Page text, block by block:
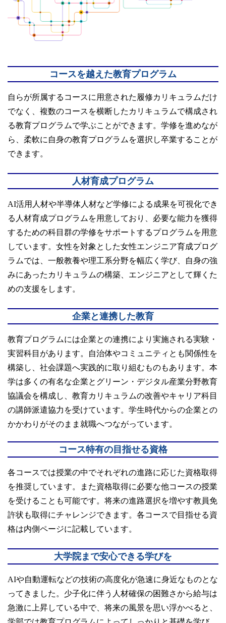
コースを越えた教育プログラム
自らが所属するコースに用意された履修カリキュラムだけ
でなく、複数のコースを横断したカリキュラムで構成され
る教育プログラムで学ぶことができます。学修を進めなが
ら、柔軟に自身の教育プログラムを選択し卒業することが
できます。
人材育成プログラム
AI活用人材や半導体人材など学修による成果を可視化でき
る人材育成プログラムを用意しており、必要な能力を獲得
するための科目群の学修をサポートするプログラムを用意
しています。女性を対象とした女性エンジニア育成プログ
ラムでは、一般教養や理工系分野を幅広く学び、自身の強
みにあったカリキュラムの構築、エンジニアとして輝くた
めの支援をします。
企業と連携した教育
教育プログラムには企業との連携により実施される実験・
実習科目があります。自治体やコミュニティとも関係性を
構築し、社会課題へ実践的に取り組むものもあります。本
学は多くの有名な企業とグリーン・デジタル産業分野教育
協議会を構成し、教育カリキュラムの改善やキャリア科目
の講師派遣協力を受けています。学生時代からの企業との
かかわりがそのまま就職へつながっています。
コース特有の目指せる資格
各コースでは授業の中でそれぞれの進路に応じた資格取得
を推奨しています。また資格取得に必要な他コースの授業
を受けることも可能です。将来の進路選択を増やす教員免
許状も取得にチャレンジできます。各コースで目指せる資
格は内側ページに記載しています。
大学院まで安心できる学びを
AIや自動運転などの技術の高度化が急速に身近なものとな
ってきました。少子化に伴う人材確保の困難さから給与は
急激に上昇している中で、将来の風景を思い浮かべると、